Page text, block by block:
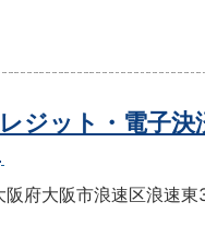
レジット・電子
阪府大阪市浪速区浪速東